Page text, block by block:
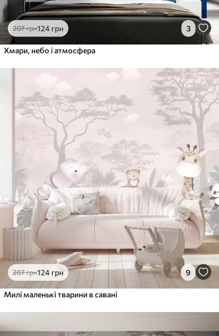
207грн124 грн 3
Хмари, небо і атмосфера
207грн124 грн 9
Милі маленькі тварини в савані